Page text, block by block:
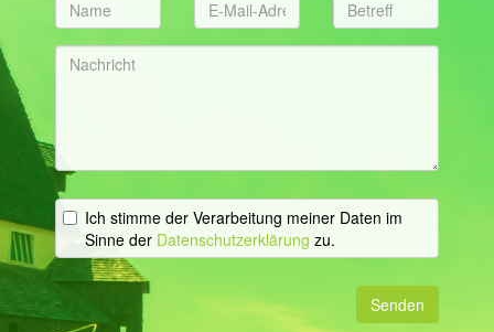
Ich stimme der Verarbeitung meiner Daten im
Sinne der Datenschutzerklärung zu.
Senden